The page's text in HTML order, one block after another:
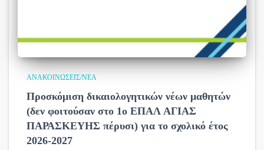
ΑΝΑΚΟΙΝΏΣΕΙΣ/ΝΈΑ
Προσκόμιση δικαιολογητικών νέων μαθητών
(δεν φοιτούσαν στο 1ο ΕΠΑΛ ΑΓΙΑΣ
ΠΑΡΑΣΚΕΥΗΣ πέρυσι) για το σχολικό έτος
2026-2027